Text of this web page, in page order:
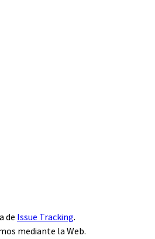
de Issue Tracking.
mediante la Web.